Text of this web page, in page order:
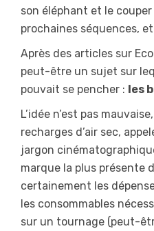
son éléphant et le
prochaines séquences,
Après des articles sur
peut-être un sujet sur
pouvait se pencher : les
L’idée n’est pas
recharges d’air sec,
jargon
marque la plus présente
certainement les
les consommables
sur un tournage (peut-